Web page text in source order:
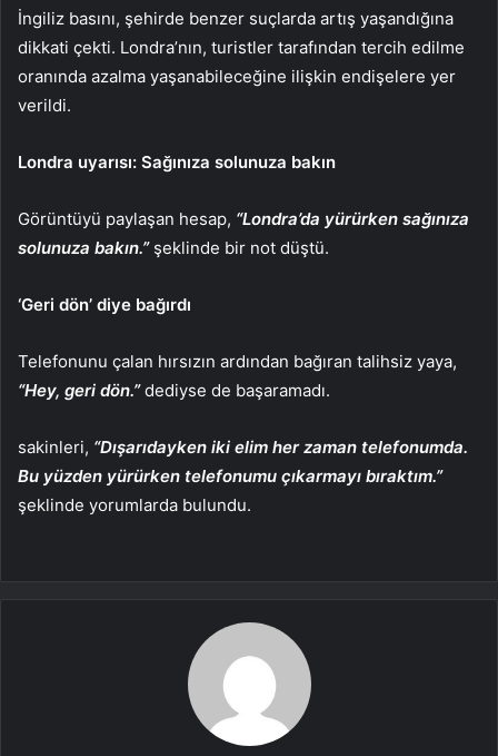
İngiliz basını, şehirde benzer suçlarda artış yaşandığına
dikkati çekti. Londra’nın, turistler tarafından tercih edilme
oranında azalma yaşanabileceğine ilişkin endişelere yer
verildi.
Londra uyarısı: Sağınıza solunuza bakın
Görüntüyü paylaşan hesap, “Londra’da yürürken sağınıza
solunuza bakın.”şeklinde bir not düştü.
‘Geri dön’ diye bağırdı
Telefonunu çalan hırsızın ardından bağıran talihsiz yaya,
“Hey, geri dön.”dediyse de başaramadı.
sakinleri, “Dışarıdayken iki elim her zaman telefonumda.
Bu yüzden yürürken telefonumu çıkarmayı bıraktım.”
şeklinde yorumlarda bulundu.